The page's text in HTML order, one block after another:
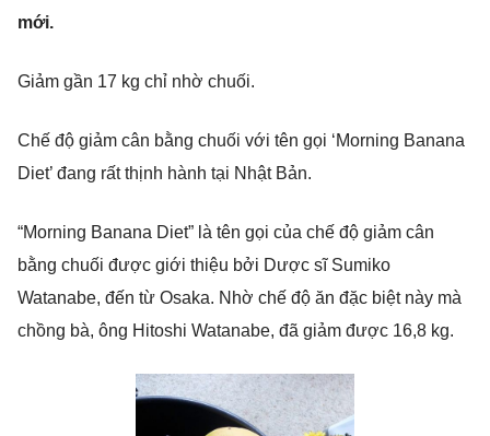
mới.
Giảm gần 17 kg chỉ nhờ chuối.
Chế độ giảm cân bằng chuối với tên gọi ‘Morning Banana
Diet’ đang rất thịnh hành tại Nhật Bản.
“Morning Banana Diet” là tên gọi của chế độ giảm cân
bằng chuối được giới thiệu bởi Dược sĩ Sumiko
Watanabe, đến từ Osaka. Nhờ chế độ ăn đặc biệt này mà
chồng bà, ông Hitoshi Watanabe, đã giảm được 16,8 kg.